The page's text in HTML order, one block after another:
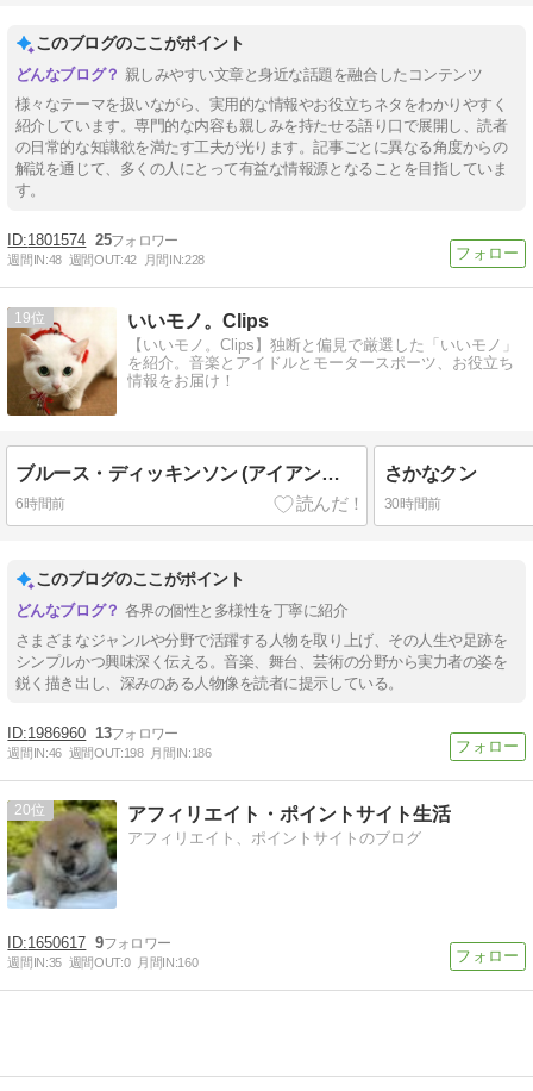
このブログのここがポイント
親しみやすい文章と身近な話題を融合したコンテンツ
様々なテーマを扱いながら、実用的な情報やお役立ちネタをわかりやすく
紹介しています。専門的な内容も親しみを持たせる語り口で展開し、読者
の日常的な知識欲を満たす工夫が光ります。記事ごとに異なる角度からの
解説を通じて、多くの人にとって有益な情報源となることを目指していま
す。
1801574 25
週間IN:48 週間OUT:42 月間IN:228
19 いいモノ。Clips
【いいモノ。Clips】独断と偏見で厳選した「いいモノ」
を紹介。音楽とアイドルとモータースポーツ、お役立ち
情報をお届け！
ブルース・ディッキンソン (アイアン・メイデン)
6時間前
さかなクン
30時間前
このブログのここがポイント
各界の個性と多様性を丁寧に紹介
さまざまなジャンルや分野で活躍する人物を取り上げ、その人生や足跡を
シンプルかつ興味深く伝える。音楽、舞台、芸術の分野から実力者の姿を
鋭く描き出し、深みのある人物像を読者に提示している。
1986960 13
週間IN:46 週間OUT:198 月間IN:186
20 アフィリエイト・ポイントサイト生活
アフィリエイト、ポイントサイトのブログ
1650617 9
週間IN:35 週間OUT:0 月間IN:160